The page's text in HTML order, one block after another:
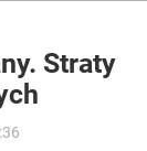
Straty